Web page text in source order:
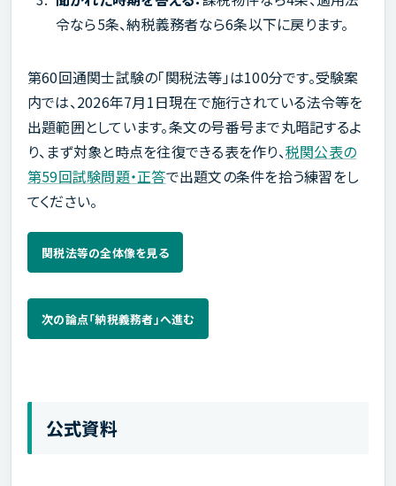
令なら5条、納税義務者なら6条以下に戻ります。
第60回通関士試験の「関税法等」は100分です。受験案
内では、2026年7月1日現在で施行されている法令等を
出題範囲としています。条文の号番号まで丸暗記するよ
り、まず対象と時点を往復できる表を作り、税関公表の
第59回試験問題・正答で出題文の条件を拾う練習をし
てください。
関税法等の全体像を見る
次の論点「納税義務者」へ進む
公式資料